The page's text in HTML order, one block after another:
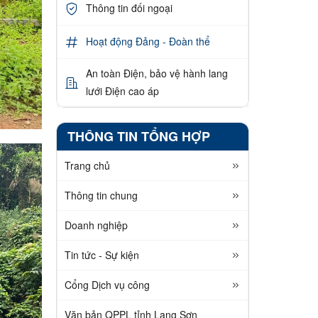
Thông tin đối ngoại
Hoạt động Đảng - Đoàn thể
An toàn Điện, bảo vệ hành lang
lưới Điện cao áp
THÔNG TIN TỔNG HỢP
Trang chủ
Thông tin chung
Doanh nghiệp
Tin tức - Sự kiện
Cổng Dịch vụ công
Văn bản QPPL tỉnh Lạng Sơn